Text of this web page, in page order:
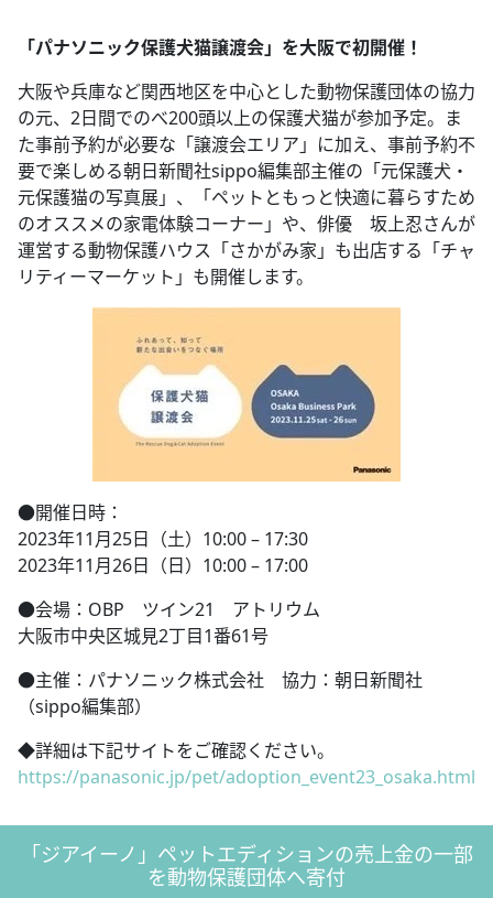
「パナソニック保護犬猫譲渡会」を大阪で初開催！
大阪や兵庫など関西地区を中心とした動物保護団体の協力
の元、2日間でのべ200頭以上の保護犬猫が参加予定。ま
た事前予約が必要な「譲渡会エリア」に加え、事前予約不
要で楽しめる朝日新聞社sippo編集部主催の「元保護犬・
元保護猫の写真展」、「ペットともっと快適に暮らすため
のオススメの家電体験コーナー」や、俳優 坂上忍さんが
運営する動物保護ハウス「さかがみ家」も出店する「チャ
リティーマーケット」も開催します。
●開催日時：
2023年11月25日（土）10:00 – 17:30
2023年11月26日（日）10:00 – 17:00
●会場：OBP ツイン21 アトリウム
大阪市中央区城見2丁目1番61号
●主催：パナソニック株式会社 協力：朝日新聞社
（sippo編集部）
◆詳細は下記サイトをご確認ください。
https://panasonic.jp/pet/adoption_event23_osaka.html
「ジアイーノ」ペットエディションの売上金の一部
を動物保護団体へ寄付